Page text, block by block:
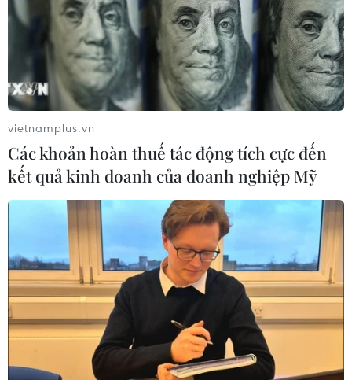
TIN CÙNG CHUYÊN MỤC
Mỹ đánh giá thỏa thuận hòa bình
vietnamplus.vn
Các khoản hoàn thuế tác động tích cực đến
kết quả kinh doanh của doanh nghiệp Mỹ